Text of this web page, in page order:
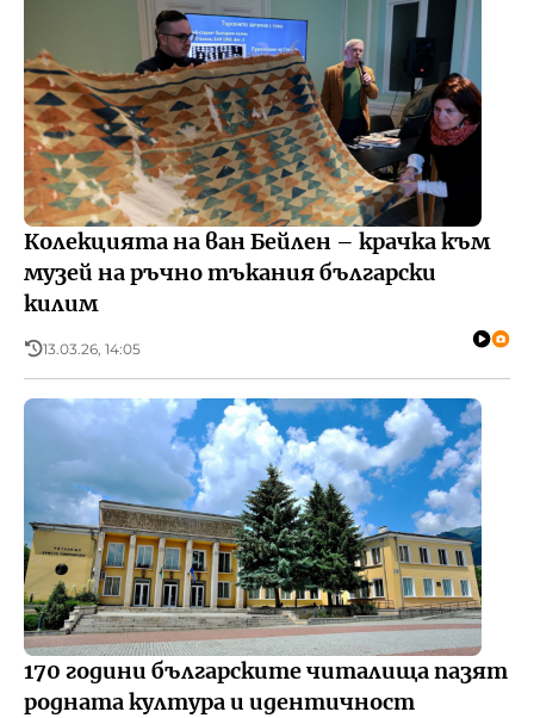
Колекцията на ван Бейлен – крачка към
музей на ръчно тъкания български
килим
13.03.26, 14:05
170 години българските читалища пазят
родната култура и идентичност